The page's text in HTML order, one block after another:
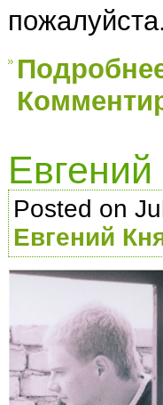
Posted on
Евгений